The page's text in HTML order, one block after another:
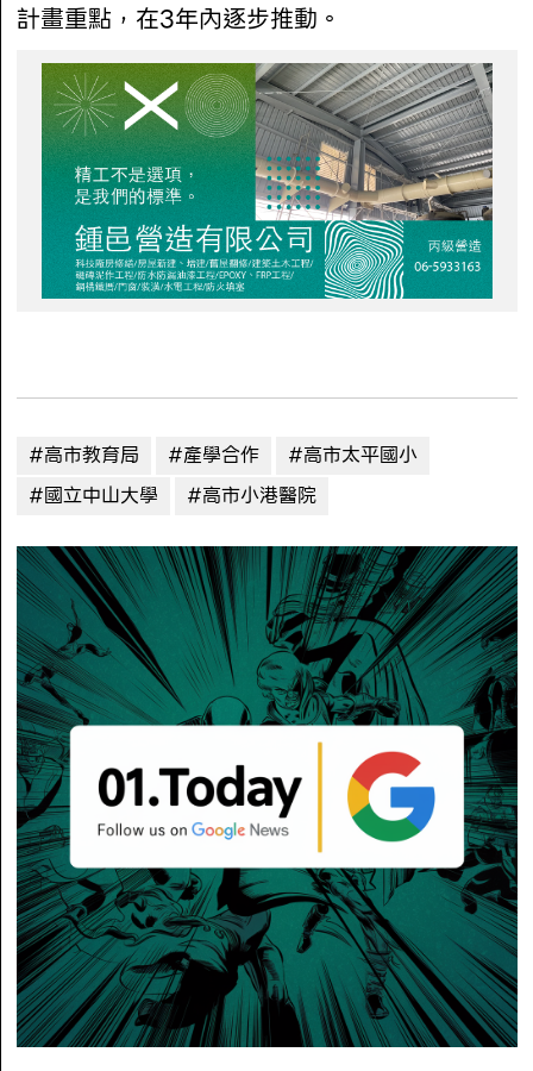
計畫重點，在3年內逐步推動。
#高市教育局 #產學合作
#高市太平國小
#國立中山大學
#高市小港醫院